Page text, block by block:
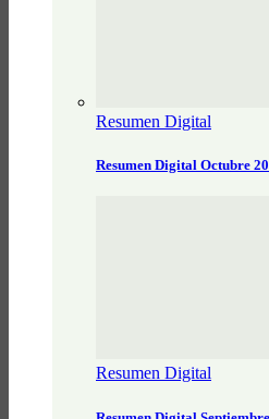
Resumen Digital
Resumen Digital Octubre
Resumen Digital